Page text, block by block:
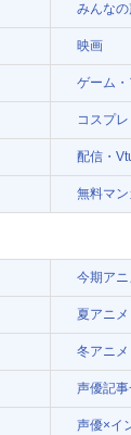
みんな
映画
ゲーム・
コスプレ
配信・
無料マ
今期ア
夏アニメ
冬アニメ
声優記
声優×イ